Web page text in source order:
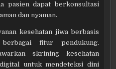
pasien dapat berkonsultasi
dan nyaman.
kesehatan jiwa berbasis
fitur pendukung.
skrining kesehatan
untuk mendeteksi dini